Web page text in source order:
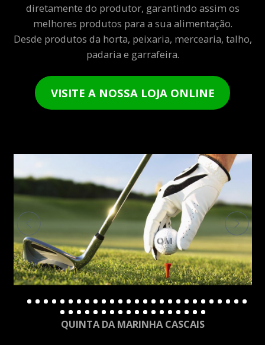
diretamente do produtor, garantindo assim os
melhores produtos para a sua alimentação.
Desde produtos da horta, peixaria, mercearia, talho,
padaria e garrafeira.
VISITE A NOSSA LOJA ONLINE
QUINTA DA MARINHA CASCAIS